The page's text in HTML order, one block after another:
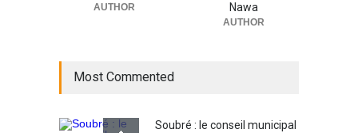
AUTHOR
Nawa
AUTHOR
Most Commented
Soubré : le conseil municipal